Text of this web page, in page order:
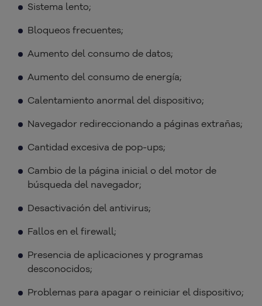
Sistema lento;
Bloqueos frecuentes;
Aumento del consumo de datos;
Aumento del consumo de energía;
Calentamiento anormal del dispositivo;
Navegador redireccionando a páginas extrañas;
Cantidad excesiva de pop-ups;
Cambio de la página inicial o del motor de
búsqueda del navegador;
Desactivación del antivirus;
Fallos en el firewall;
Presencia de aplicaciones y programas
desconocidos;
Problemas para apagar o reiniciar el dispositivo;